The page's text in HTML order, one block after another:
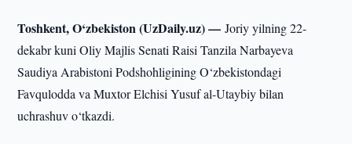
Toshkent, O‘zbekiston (UzDaily.uz) —Joriy yilning 22-
dekabr kuni Oliy Majlis Senati Raisi Tanzila Narbayeva
Saudiya Arabistoni Podshohligining O‘zbekistondagi
Favqulodda va Muxtor Elchisi Yusuf al-Utaybiy bilan
uchrashuv o‘tkazdi.